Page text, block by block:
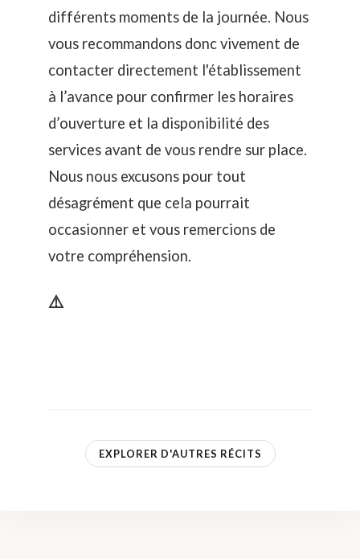
différents moments de la journée. Nous
vous recommandons donc vivement de
contacter directement l'établissement
à l’avance pour confirmer les horaires
d’ouverture et la disponibilité des
services avant de vous rendre sur place.
Nous nous excusons pour tout
désagrément que cela pourrait
occasionner et vous remercions de
votre compréhension.
⚠️
EXPLORER D'AUTRES RÉCITS